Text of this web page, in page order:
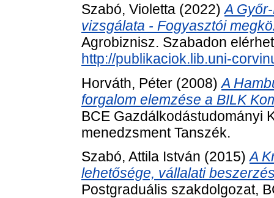
Szabó, Violetta (2022)A
vizsgálata - Fogyasztói
Agrobiznisz. Szabadon
http://publikaciok.lib.uni-
Horváth, Péter (2008)A
forgalom elemzése a BILK
BCE Gazdálkodástudományi
menedzsment Tanszék.
Szabó, Attila István (2015)A
lehetősége, vállalati
Postgraduális szakdolgozat,